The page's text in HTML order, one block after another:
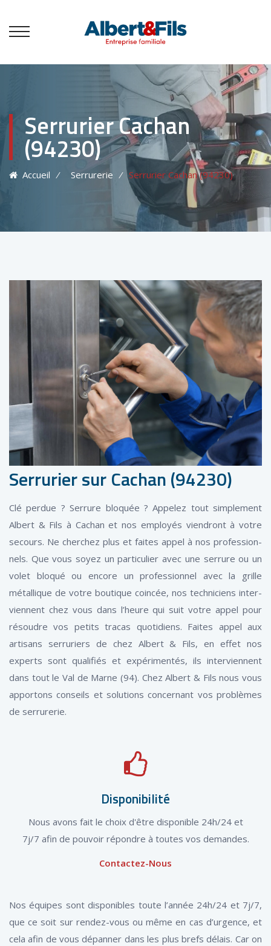
Serrurier Cachan
(94230)
Accueil ⁄ Serrurerie ⁄ Serrurier Cachan (94230)
Serrurier sur Cachan (94230)
Clé perdue ? Serrure bloquée ? Appelez tout simplement
Albert & Fils à Cachan et nos employés viendront à votre
secours. Ne cherchez plus et faites appel à nos profession-
nels. Que vous soyez un particulier avec une serrure ou un
volet bloqué ou encore un professionnel avec la grille
métallique de votre boutique coincée, nos techniciens inter-
viennent chez vous dans l’heure qui suit votre appel pour
résoudre vos petits tracas quotidiens. Faites appel aux
artisans serruriers de chez Albert & Fils, en effet nos
experts sont qualifiés et expérimentés, ils interviennent
dans tout le Val de Marne (94). Chez Albert & Fils nous vous
apportons conseils et solutions concernant vos problèmes
de serrurerie.
Disponibilité
Nous avons fait le choix d'être disponible 24h/24 et
7j/7 afin de pouvoir répondre à toutes vos demandes.
Contactez-Nous
Nos équipes sont disponibles toute l’année 24h/24 et 7j/7,
que ce soit sur rendez-vous ou même en cas d’urgence, et
cela afin de vous dépanner dans les plus brefs délais. Car on